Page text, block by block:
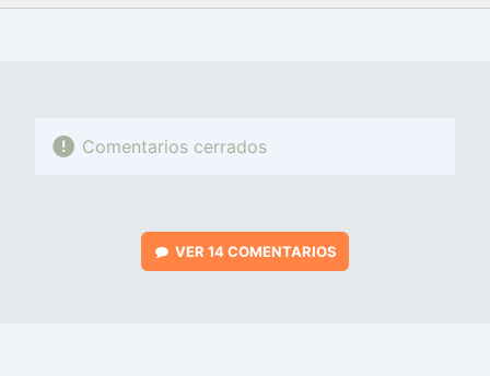
FACEBOOK
TWITTERFLIPBOARD
E-
WHATSAPP
Comentarios cerrados
VER 14 COMENTARIOS